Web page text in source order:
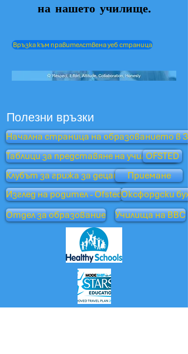
на нашето училище.
Връзка към правителствена уеб страница
Полезни връзки
Начална страница на образованието в
Таблици за представяне на училищата
OFSTED
Клубът за грижа за децата
Изглед на родител - Ofsted
Приемане
Оксфордски
Отдел за образование
Училища на BBC